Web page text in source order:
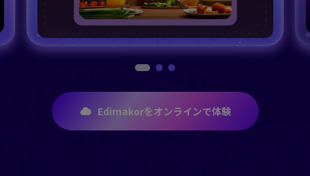
Edimakorをオンラインで体験